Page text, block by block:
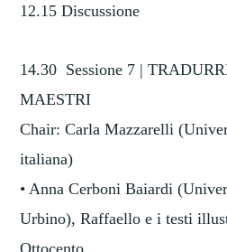
12.15 Discussione
14.30 Sessione 7 |
MAESTRI
Chair: Carla Mazzarelli
italiana)
• Anna Cerboni Baiardi
Urbino), Raffaello e i testi